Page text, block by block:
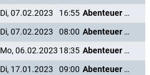
Di, 07.02.2023 16:55
Abenteuer Karibik
Di, 07.02.2023 08:00
Abenteuer Karibik
Mo, 06.02.2023 18:35
Abenteuer Karibik
Di, 17.01.2023 09:00
Abenteuer Karibik